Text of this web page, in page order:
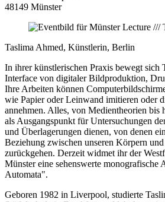
48149 Münster
Taslima Ahmed, Künstlerin, Berlin
In ihrer künstlerischen Praxis bewegt sich
Interface von digitaler Bildproduktion,
Ihre Arbeiten können
wie Papier oder Leinwand imitieren oder
annehmen. Alles, von Medientheorien bis
als Ausgangspunkt für Untersuchungen
und Überlagerungen dienen, von denen
Beziehung zwischen unseren Körpern
zurückgehen. Derzeit widmet ihr der
Münster eine sehenswerte monografische
Automata".
Geboren 1982 in Liverpool, studierte